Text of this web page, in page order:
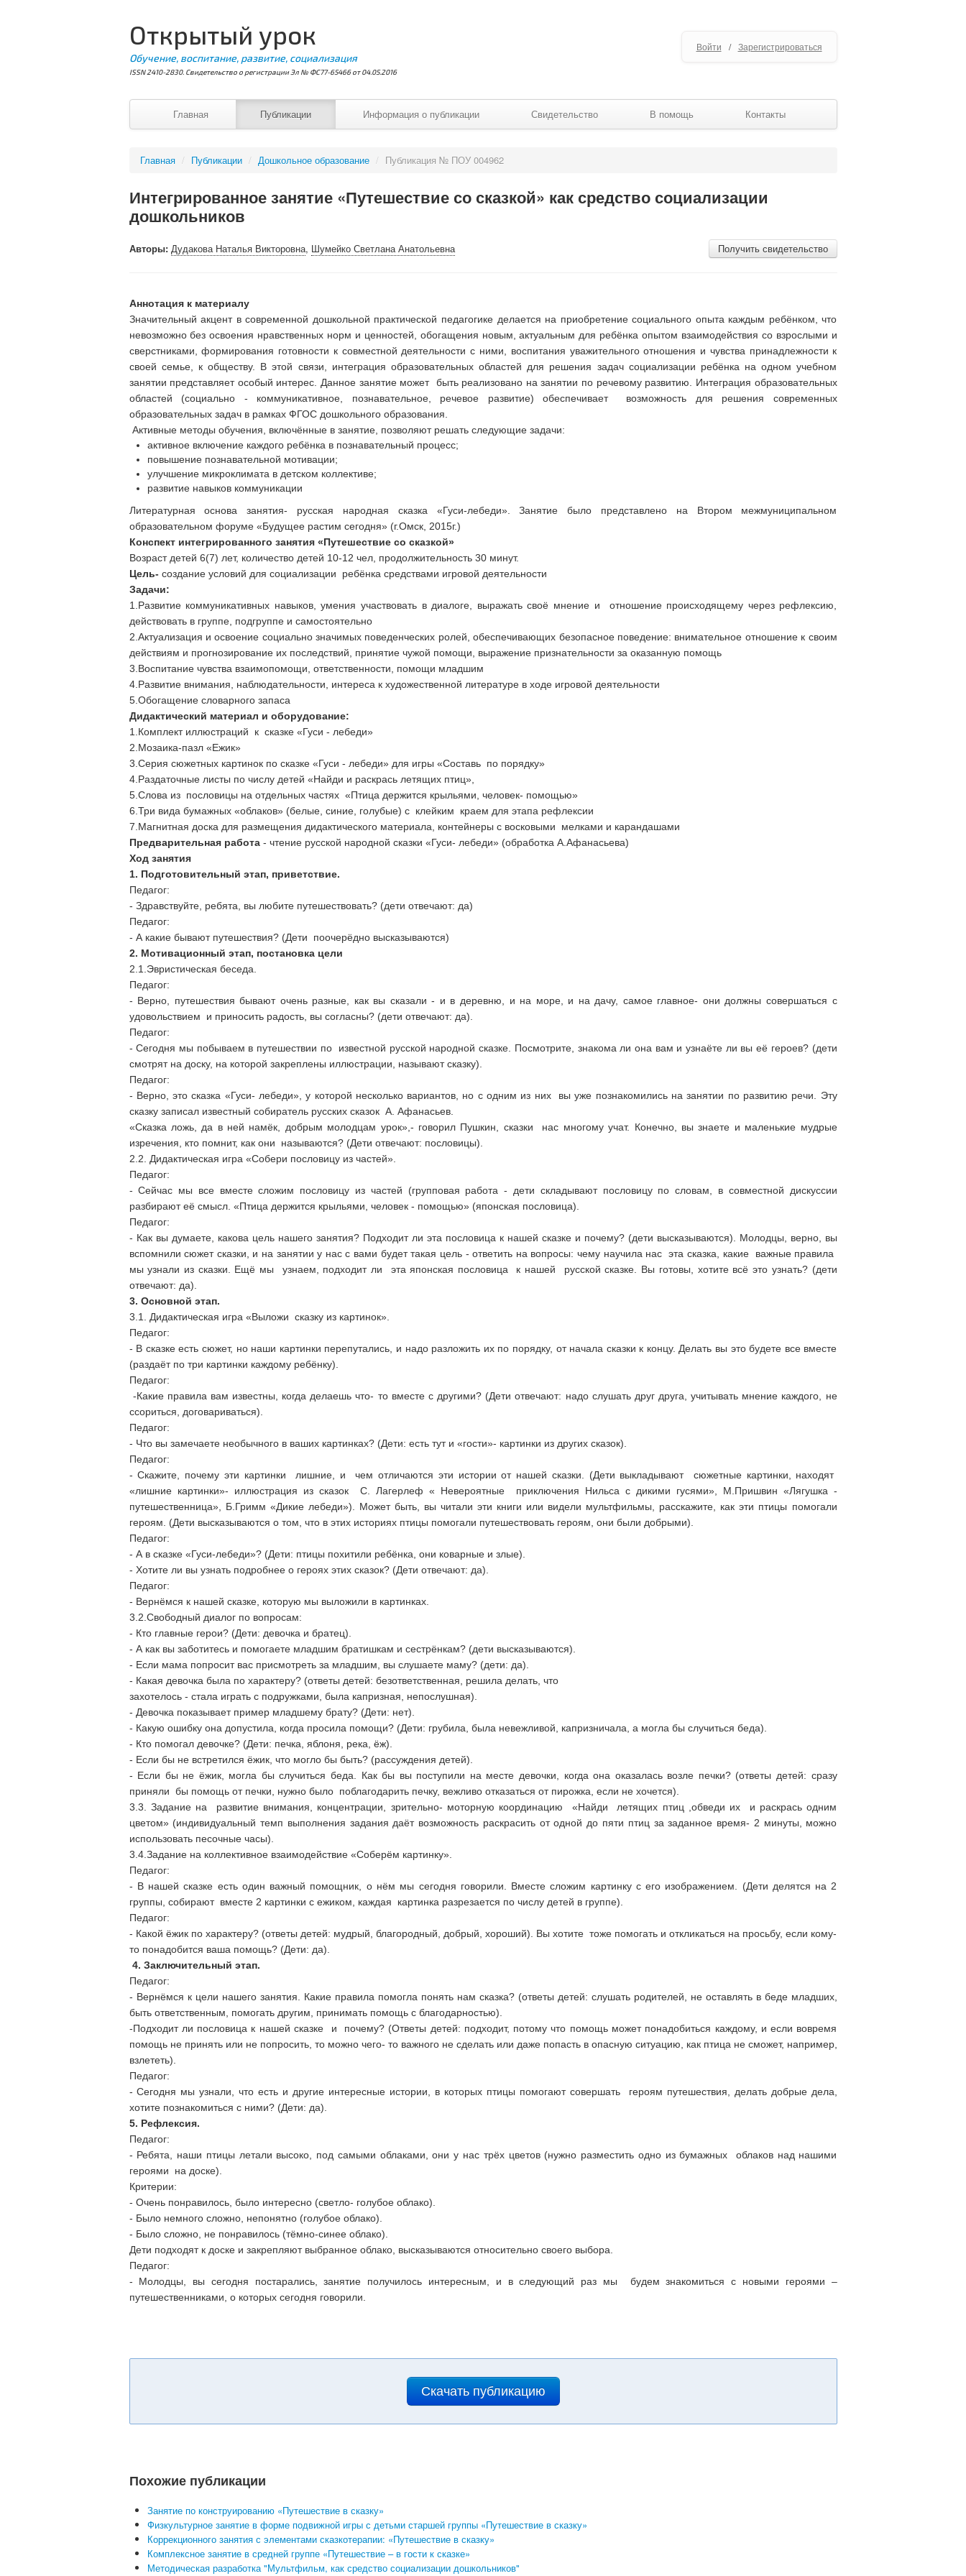
Открытый урок
Обучение, воспитание, развитие, социализация
ISSN 2410-2830. Свидетельство о регистрации Эл № ФС77-65466 от 04.05.2016
Войти / Зарегистрироваться
Главная Публикации Информация о публикации Свидетельство В помощь Контакты
Главная / Публикации / Дошкольное образование / Публикация № ПОУ 004962
Интегрированное занятие «Путешествие со сказкой» как средство социализации
дошкольников
Получить свидетельство
Авторы: Дудакова Наталья Викторовна, Шумейко Светлана Анатольевна
Аннотация к материалу
Значительный акцент в современной дошкольной практической педагогике делается на приобретение социального опыта каждым ребёнком, что
невозможно без освоения нравственных норм и ценностей, обогащения новым, актуальным для ребёнка опытом взаимодействия со взрослыми и
сверстниками, формирования готовности к совместной деятельности с ними, воспитания уважительного отношения и чувства принадлежности к
своей семье, к обществу. В этой связи, интеграция образовательных областей для решения задач социализации ребёнка на одном учебном
занятии представляет особый интерес. Данное занятие может быть реализовано на занятии по речевому развитию. Интеграция образовательных
областей (социально - коммуникативное, познавательное, речевое развитие) обеспечивает возможность для решения современных
образовательных задач в рамках ФГОС дошкольного образования.
Активные методы обучения, включённые в занятие, позволяют решать следующие задачи:
активное включение каждого ребёнка в познавательный процесс;
повышение познавательной мотивации;
улучшение микроклимата в детском коллективе;
развитие навыков коммуникации
Литературная основа занятия- русская народная сказка «Гуси-лебеди». Занятие было представлено на Втором межмуниципальном
образовательном форуме «Будущее растим сегодня» (г.Омск, 2015г.)
Конспект интегрированного занятия «Путешествие со сказкой»
Возраст детей 6(7) лет, количество детей 10-12 чел, продолжительность 30 минут.
Цель- создание условий для социализации ребёнка средствами игровой деятельности
Задачи:
1.Развитие коммуникативных навыков, умения участвовать в диалоге, выражать своё мнение и отношение происходящему через рефлексию,
действовать в группе, подгруппе и самостоятельно
2.Актуализация и освоение социально значимых поведенческих ролей, обеспечивающих безопасное поведение: внимательное отношение к своим
действиям и прогнозирование их последствий, принятие чужой помощи, выражение признательности за оказанную помощь
3.Воспитание чувства взаимопомощи, ответственности, помощи младшим
4.Развитие внимания, наблюдательности, интереса к художественной литературе в ходе игровой деятельности
5.Обогащение словарного запаса
Дидактический материал и оборудование:
1.Комплект иллюстраций к сказке «Гуси - лебеди»
2.Мозаика-пазл «Ежик»
3.Серия сюжетных картинок по сказке «Гуси - лебеди» для игры «Составь по порядку»
4.Раздаточные листы по числу детей «Найди и раскрась летящих птиц»,
5.Слова из пословицы на отдельных частях «Птица держится крыльями, человек- помощью»
6.Три вида бумажных «облаков» (белые, синие, голубые) с клейким краем для этапа рефлексии
7.Магнитная доска для размещения дидактического материала, контейнеры с восковыми мелками и карандашами
Предварительная работа - чтение русской народной сказки «Гуси- лебеди» (обработка А.Афанасьева)
Ход занятия
1. Подготовительный этап, приветствие.
Педагог:
- Здравствуйте, ребята, вы любите путешествовать? (дети отвечают: да)
Педагог:
- А какие бывают путешествия? (Дети поочерёдно высказываются)
2. Мотивационный этап, постановка цели
2.1.Эвристическая беседа.
Педагог:
- Верно, путешествия бывают очень разные, как вы сказали - и в деревню, и на море, и на дачу, самое главное- они должны совершаться с
удовольствием и приносить радость, вы согласны? (дети отвечают: да).
Педагог:
- Сегодня мы побываем в путешествии по известной русской народной сказке. Посмотрите, знакома ли она вам и узнаёте ли вы её героев? (дети
смотрят на доску, на которой закреплены иллюстрации, называют сказку).
Педагог:
- Верно, это сказка «Гуси- лебеди», у которой несколько вариантов, но с одним из них вы уже познакомились на занятии по развитию речи. Эту
сказку записал известный собиратель русских сказок А. Афанасьев.
«Сказка ложь, да в ней намёк, добрым молодцам урок»,- говорил Пушкин, сказки нас многому учат. Конечно, вы знаете и маленькие мудрые
изречения, кто помнит, как они называются? (Дети отвечают: пословицы).
2.2. Дидактическая игра «Собери пословицу из частей».
Педагог:
- Сейчас мы все вместе сложим пословицу из частей (групповая работа - дети складывают пословицу по словам, в совместной дискуссии
разбирают её смысл. «Птица держится крыльями, человек - помощью» (японская пословица).
Педагог:
- Как вы думаете, какова цель нашего занятия? Подходит ли эта пословица к нашей сказке и почему? (дети высказываются). Молодцы, верно, вы
вспомнили сюжет сказки, и на занятии у нас с вами будет такая цель - ответить на вопросы: чему научила нас эта сказка, какие важные правила
мы узнали из сказки. Ещё мы узнаем, подходит ли эта японская пословица к нашей русской сказке. Вы готовы, хотите всё это узнать? (дети
отвечают: да).
3. Основной этап.
3.1. Дидактическая игра «Выложи сказку из картинок».
Педагог:
- В сказке есть сюжет, но наши картинки перепутались, и надо разложить их по порядку, от начала сказки к концу. Делать вы это будете все вместе
(раздаёт по три картинки каждому ребёнку).
Педагог:
-Какие правила вам известны, когда делаешь что- то вместе с другими? (Дети отвечают: надо слушать друг друга, учитывать мнение каждого, не
ссориться, договариваться).
Педагог:
- Что вы замечаете необычного в ваших картинках? (Дети: есть тут и «гости»- картинки из других сказок).
Педагог:
- Скажите, почему эти картинки лишние, и чем отличаются эти истории от нашей сказки. (Дети выкладывают сюжетные картинки, находят
«лишние картинки»- иллюстрация из сказок С. Лагерлеф « Невероятные приключения Нильса с дикими гусями», М.Пришвин «Лягушка -
путешественница», Б.Гримм «Дикие лебеди»). Может быть, вы читали эти книги или видели мультфильмы, расскажите, как эти птицы помогали
героям. (Дети высказываются о том, что в этих историях птицы помогали путешествовать героям, они были добрыми).
Педагог:
- А в сказке «Гуси-лебеди»? (Дети: птицы похитили ребёнка, они коварные и злые).
- Хотите ли вы узнать подробнее о героях этих сказок? (Дети отвечают: да).
Педагог:
- Вернёмся к нашей сказке, которую мы выложили в картинках.
3.2.Свободный диалог по вопросам:
- Кто главные герои? (Дети: девочка и братец).
- А как вы заботитесь и помогаете младшим братишкам и сестрёнкам? (дети высказываются).
- Если мама попросит вас присмотреть за младшим, вы слушаете маму? (дети: да).
- Какая девочка была по характеру? (ответы детей: безответственная, решила делать, что
захотелось - стала играть с подружками, была капризная, непослушная).
- Девочка показывает пример младшему брату? (Дети: нет).
- Какую ошибку она допустила, когда просила помощи? (Дети: грубила, была невежливой, капризничала, а могла бы случиться беда).
- Кто помогал девочке? (Дети: печка, яблоня, река, ёж).
- Если бы не встретился ёжик, что могло бы быть? (рассуждения детей).
- Если бы не ёжик, могла бы случиться беда. Как бы вы поступили на месте девочки, когда она оказалась возле печки? (ответы детей: сразу
приняли бы помощь от печки, нужно было поблагодарить печку, вежливо отказаться от пирожка, если не хочется).
3.3. Задание на развитие внимания, концентрации, зрительно- моторную координацию «Найди летящих птиц ,обведи их и раскрась одним
цветом» (индивидуальный темп выполнения задания даёт возможность раскрасить от одной до пяти птиц за заданное время- 2 минуты, можно
использовать песочные часы).
3.4.Задание на коллективное взаимодействие «Соберём картинку».
Педагог:
- В нашей сказке есть один важный помощник, о нём мы сегодня говорили. Вместе сложим картинку с его изображением. (Дети делятся на 2
группы, собирают вместе 2 картинки с ежиком, каждая картинка разрезается по числу детей в группе).
Педагог:
- Какой ёжик по характеру? (ответы детей: мудрый, благородный, добрый, хороший). Вы хотите тоже помогать и откликаться на просьбу, если кому-
то понадобится ваша помощь? (Дети: да).
4. Заключительный этап.
Педагог:
- Вернёмся к цели нашего занятия. Какие правила помогла понять нам сказка? (ответы детей: слушать родителей, не оставлять в беде младших,
быть ответственным, помогать другим, принимать помощь с благодарностью).
-Подходит ли пословица к нашей сказке и почему? (Ответы детей: подходит, потому что помощь может понадобиться каждому, и если вовремя
помощь не принять или не попросить, то можно чего- то важного не сделать или даже попасть в опасную ситуацию, как птица не сможет, например,
взлететь).
Педагог:
- Сегодня мы узнали, что есть и другие интересные истории, в которых птицы помогают совершать героям путешествия, делать добрые дела,
хотите познакомиться с ними? (Дети: да).
5. Рефлексия.
Педагог:
- Ребята, наши птицы летали высоко, под самыми облаками, они у нас трёх цветов (нужно разместить одно из бумажных облаков над нашими
героями на доске).
Критерии:
- Очень понравилось, было интересно (светло- голубое облако).
- Было немного сложно, непонятно (голубое облако).
- Было сложно, не понравилось (тёмно-синее облако).
Дети подходят к доске и закрепляют выбранное облако, высказываются относительно своего выбора.
Педагог:
- Молодцы, вы сегодня постарались, занятие получилось интересным, и в следующий раз мы будем знакомиться с новыми героями –
путешественниками, о которых сегодня говорили.
Скачать публикацию
Похожие публикации
Занятие по конструированию «Путешествие в сказку»
Физкультурное занятие в форме подвижной игры с детьми старшей группы «Путешествие в сказку»
Коррекционного занятия с элементами сказкотерапии: «Путешествие в сказку»
Комплексное занятие в средней группе «Путешествие – в гости к сказке»
Методическая разработка "Мультфильм, как средство социализации дошкольников"